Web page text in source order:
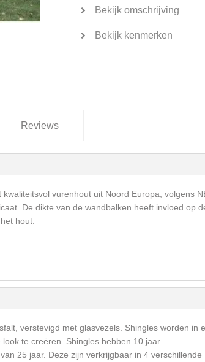
Bekijk omschrijving
Bekijk kenmerken
Reviews
vurenhout uit Noord Europa, volgens
De dikte van de wandbalken heeft invloed op
hout.
verstevigd met glasvezels. Shingles worden in
te creëren. Shingles hebben 10 jaar
25 jaar. Deze zijn verkrijgbaar in 4 verschillende